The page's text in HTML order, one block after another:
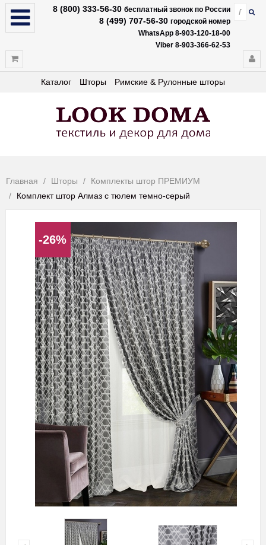
8 (800) 333-56-30 бесплатный звонок по России
8 (499) 707-56-30 городской номер
WhatsApp 8-903-120-18-00
Viber 8-903-366-62-53
Каталог Шторы Римские & Рулонные шторы
Главная Шторы
Комплекты штор ПРЕМИУМ
Комплект штор Алмаз с тюлем темно-серый
-26%